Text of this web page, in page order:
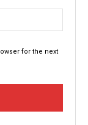
for the next